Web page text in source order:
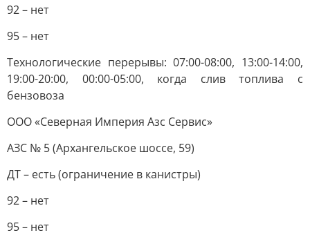
92 – нет
95 – нет
Технологические перерывы: 07:00-08:00, 13:00-14:00,
19:00-20:00, 00:00-05:00, когда слив топлива с
бензовоза
ООО «Северная Империя Азс Сервис»
АЗС № 5 (Архангельское шоссе, 59)
ДТ – есть (ограничение в канистры)
92 – нет
95 – нет